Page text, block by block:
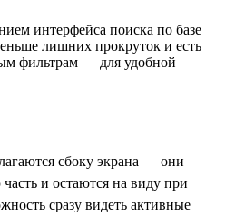
интерфейса поиска по базе
лишних прокруток и есть
фильтрам — для удобной
сбоку экрана — они
и остаются на виду при
сразу видеть активные